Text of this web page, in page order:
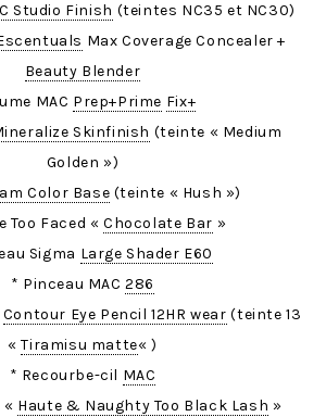
Studio Finish (teintes NC35 et NC30)
Max Coverage Concealer +
Beauty Blender
MAC Prep+Prime Fix+
Skinfinish (teinte « Medium
Golden »)
Color Base (teinte « Hush »)
Too Faced «Chocolate Bar »
Sigma Large Shader E60
* Pinceau MAC286
Contour Eye Pencil 12HR wear (teinte 13
«Tiramisu matte« )
* Recourbe-cil MAC
« Haute & Naughty Too Black Lash »